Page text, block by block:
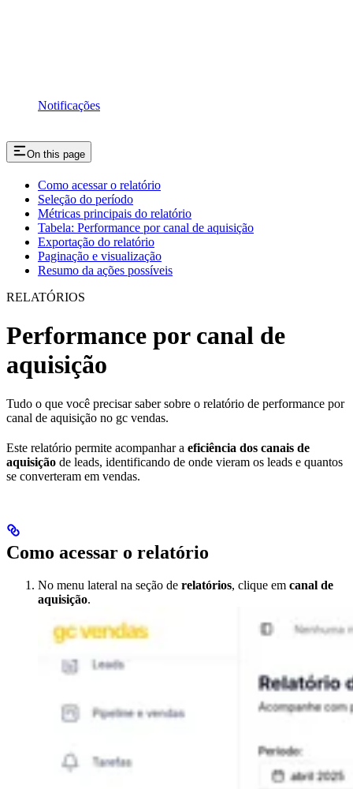
Notificações
On this page
Como acessar o relatório
Seleção do período
Métricas principais do relatório
Tabela: Performance por canal de aquisição
Exportação do relatório
Paginação e visualização
Resumo da ações possíveis
RELATÓRIOS
Performance por canal de
aquisição
Tudo o que você precisar saber sobre o relatório de performance por
canal de aquisição no gc vendas.
Este relatório permite acompanhar a eficiência dos canais de
aquisição de leads, identificando de onde vieram os leads e quantos
se converteram em vendas.
Como acessar o relatório
No menu lateral na seção de relatórios, clique em canal de
aquisição.